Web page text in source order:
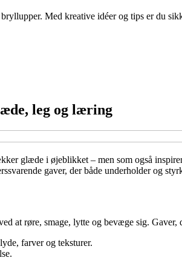
Med kreative idéer og tips er du
leg og læring
glæde i øjeblikket – men som også
gaver, der både underholder og
at røre, smage, lytte og bevæge sig.
farver og teksturer.